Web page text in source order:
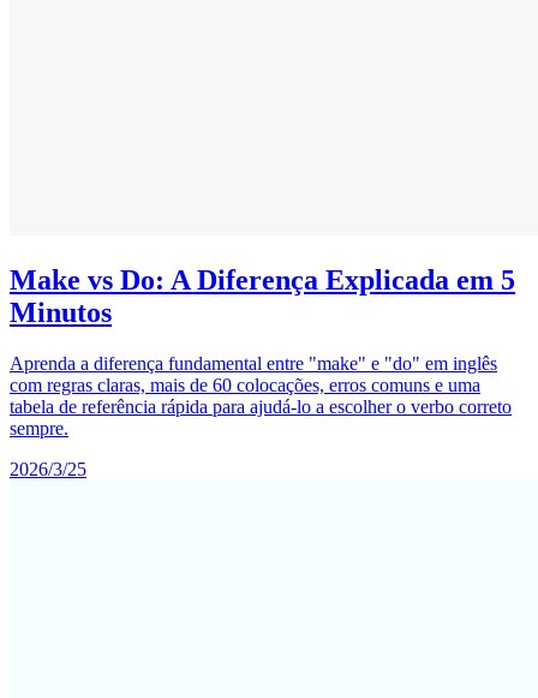
Make vs Do: A Diferença Explicada em 5
Minutos
Aprenda a diferença fundamental entre "make" e "do" em inglês
com regras claras, mais de 60 colocações, erros comuns e uma
tabela de referência rápida para ajudá-lo a escolher o verbo correto
sempre.
2026/3/25